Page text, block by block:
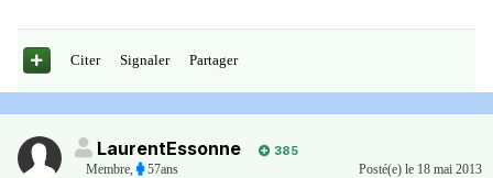
Citer Signaler Partager
LaurentEssonne
385
Membre, 57ans Posté(e) le 18 mai 2013